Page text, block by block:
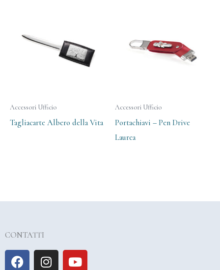
Accessori Ufficio
Tagliacarte Albero della Vita
Accessori Ufficio
Portachiavi – Pen Drive
Laurea
CONTATTI
F
I
Y